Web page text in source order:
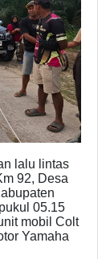
lalu lintas
92, Desa
05.15
mobil Colt
Yamaha